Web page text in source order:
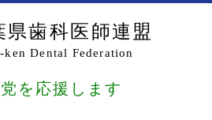
県歯科医師連盟
ken Dental Federation
を応援します